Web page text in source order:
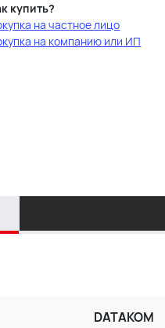
купить?
на частное лицо
на компанию или ИП
DATAKOM